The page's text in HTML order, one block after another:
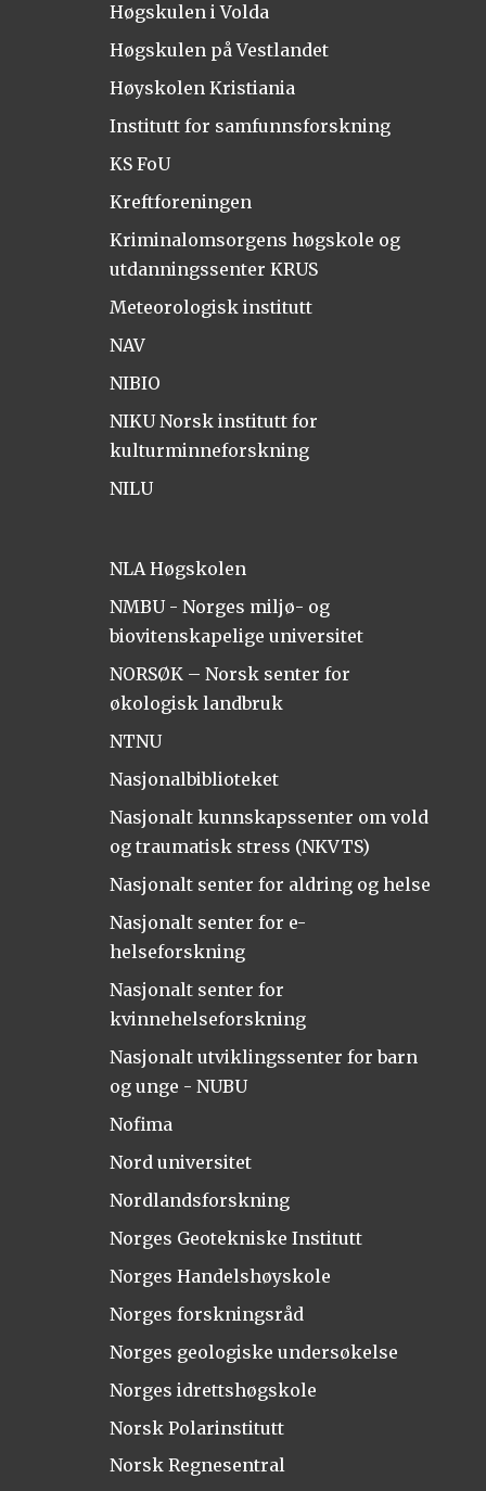
Høgskulen i Volda
Høgskulen på Vestlandet
Høyskolen Kristiania
Institutt for samfunnsforskning
KS FoU
Kreftforeningen
Kriminalomsorgens høgskole og
utdanningssenter KRUS
Meteorologisk institutt
NAV
NIBIO
NIKU Norsk institutt for
kulturminneforskning
NILU
NLA Høgskolen
NMBU - Norges miljø- og
biovitenskapelige universitet
NORSØK – Norsk senter for
økologisk landbruk
NTNU
Nasjonalbiblioteket
Nasjonalt kunnskapssenter om vold
og traumatisk stress (NKVTS)
Nasjonalt senter for aldring og helse
Nasjonalt senter for e-
helseforskning
Nasjonalt senter for
kvinnehelseforskning
Nasjonalt utviklingssenter for barn
og unge - NUBU
Nofima
Nord universitet
Nordlandsforskning
Norges Geotekniske Institutt
Norges Handelshøyskole
Norges forskningsråd
Norges geologiske undersøkelse
Norges idrettshøgskole
Norsk Polarinstitutt
Norsk Regnesentral